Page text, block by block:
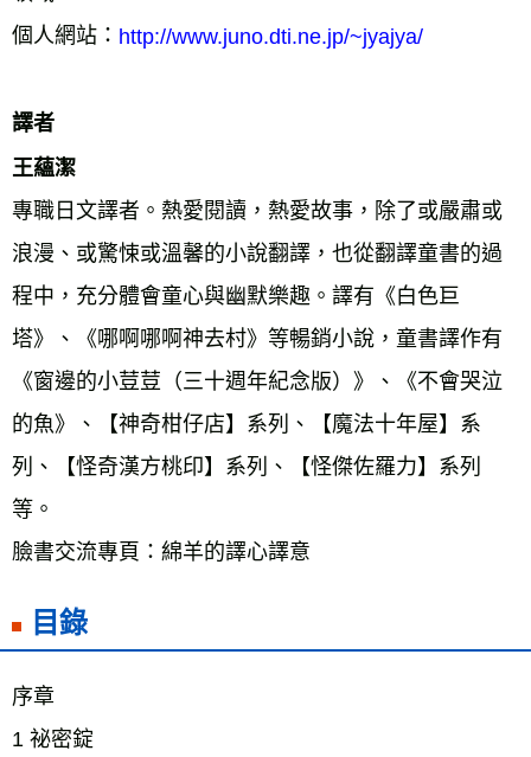
個人網站： http://www.juno.dti.ne.jp/~jyajya/
譯者
王蘊潔
專職日文譯者。熱愛閱讀，熱愛故事，除了或嚴肅或
浪漫、或驚悚或溫馨的小說翻譯，也從翻譯童書的過
程中，充分體會童心與幽默樂趣。譯有《白色巨
塔》、《哪啊哪啊神去村》等暢銷小說，童書譯作有
《窗邊的小荳荳（三十週年紀念版）》、《不會哭泣
的魚》、【神奇柑仔店】系列、【魔法十年屋】系
列、【怪奇漢方桃印】系列、【怪傑佐羅力】系列
等。
臉書交流專頁：綿羊的譯心譯意
目錄
序章
1 祕密錠